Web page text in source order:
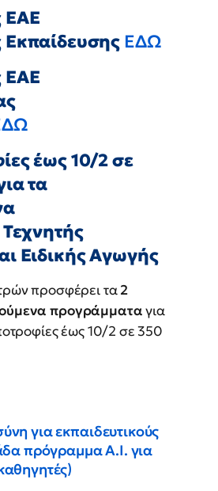
ΕΑΕ
ΕΔΩ
ΕΑΕ
έως 10/2 σε
τα
Ειδικής Αγωγής
προσφέρει τα2
προγράμματαγια
έως 10/2 σε 350
για εκπαιδευτικούς
πρόγραμμα A.I. για